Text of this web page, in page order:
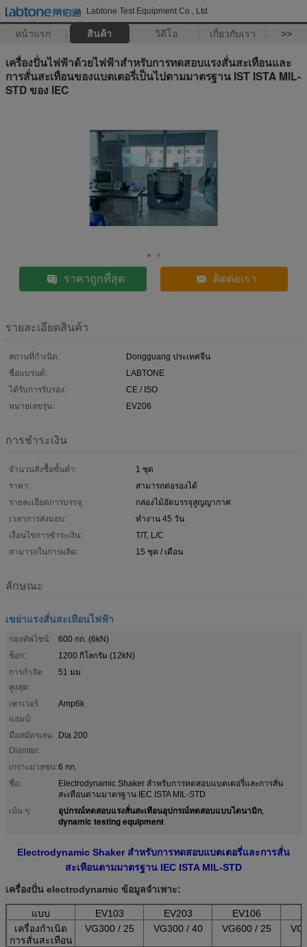
Labtone Test Equipment Co., Ltd
หน้าแรก สินค้า วิดีโอ เกี่ยวกับเรา >>
เครื่องปั่นไฟฟ้าด้วยไฟฟ้าสำหรับการทดสอบแรงสั่นสะเทือนและ
การสั่นสะเทือนของแบตเตอรี่เป็นไปตามมาตรฐาน IST ISTA MIL-
STD ของ IEC
ราคาถูกที่สุด ติดต่อเรา
รายละเอียดสินค้า
สถานที่กำเนิด:
Dongguang ประเทศจีน
ชื่อแบรนด์:
LABTONE
ได้รับการรับรอง:
CE / ISO
หมายเลขรุ่น:
EV206
การชำระเงิน
จำนวนสั่งซื้อขั้นต่ำ:
1 ชุด
ราคา:
สามารถต่อรองได้
รายละเอียดการบรรจุ:
กล่องไม้อัดบรรจุสูญญากาศ
เวลาการส่งมอบ:
ทำงาน 45 วัน
เงื่อนไขการชำระเงิน:
T/T, L/C
สามารถในการผลิต:
15 ชุด / เดือน
ลักษณะ
เขย่าแรงสั่นสะเทือนไฟฟ้า
กองทัพไซน์:
600 กก. (6kN)
ช็อก:
1200 กิโลกรัม (12kN)
การกำจัด
สูงสุด:
51 มม
เพาเวอร์
แอมป์:
Amp6k
มือสมัครเล่น
Diamter:
Dia 200
เกราะมวลชน:6 กก.
ชื่อ:
Electrodynamic Shaker สำหรับการทดสอบแบตเตอรี่และการสั่น
สะเทือนตามมาตรฐาน IEC ISTA MIL-STD
เน้น ๆ:
อุปกรณ์ทดสอบแรงสั่นสะเทือนอุปกรณ์ทดสอบแบบไดนามิก,
dynamic testing equipment
Electrodynamic Shaker สำหรับการทดสอบแบตเตอรี่และการสั่น
สะเทือนตามมาตรฐาน IEC ISTA MIL-STD
เครื่องปั่น electrodynamic ข้อมูลจำเพาะ:
แบบ EV103 EV203 EV106
เครื่องกำเนิด
การสั่นสะเทือน
VG300 / 25 VG300 / 40 VG600 / 25